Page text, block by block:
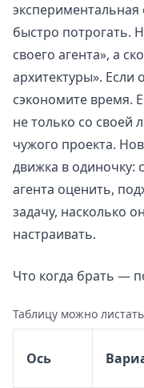
экспериментальная
быстро потрогать.
своего агента», а
архитектуры». Если
сэкономите время.
не только со своей
чужого проекта.
движка в одиночку:
агента оценить,
задачу, насколько
настраивать.
Что когда брать —
Таблицу можно
Ось